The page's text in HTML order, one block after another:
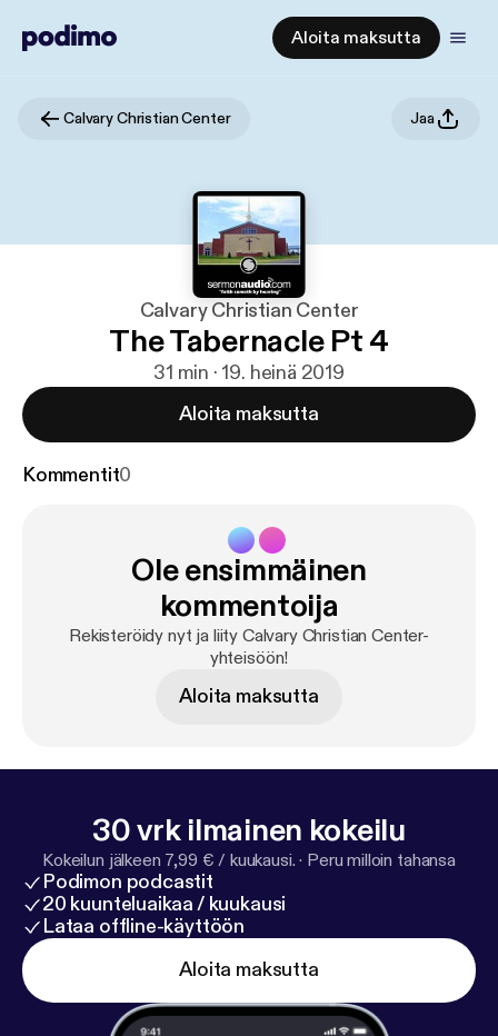
Aloita maksutta
Calvary Christian Center Jaa
Calvary Christian Center
The Tabernacle Pt 4
31 min · 19. heinä 2019
Aloita maksutta
Kommentit0
Ole ensimmäinen
kommentoija
Rekisteröidy nyt ja liity Calvary Christian Center-
yhteisöön!
Aloita maksutta
30 vrk ilmainen kokeilu
Kokeilun jälkeen 7,99 € / kuukausi. · Peru milloin tahansa
Podimon podcastit
20 kuunteluaikaa / kuukausi
Lataa offline-käyttöön
Aloita maksutta